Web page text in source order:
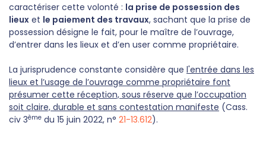
caractériser cette volonté : la prise de possession des
lieux et le paiement des travaux, sachant que la prise de
possession désigne le fait, pour le maître de l’ouvrage,
d’entrer dans les lieux et d’en user comme propriétaire.
La jurisprudence constante considère que l'entrée dans les
lieux et l’usage de l’ouvrage comme propriétaire font
présumer cette réception, sous réserve que l’occupation
soit claire, durable et sans contestation manifeste (Cass.
civ 3ème du 15 juin 2022, n° 21-13.612).